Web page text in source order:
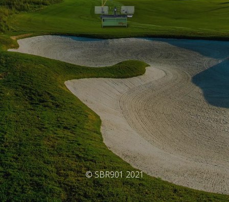
© SBR901 2021